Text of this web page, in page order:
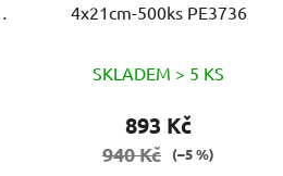
4x21cm-500ks PE3736
SKLADEM > 5 KS
893 Kč
940 Kč (–5 %)